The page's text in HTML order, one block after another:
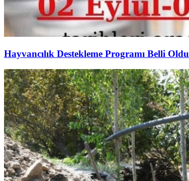
Hayvancılık Destekleme Programı Belli Oldu